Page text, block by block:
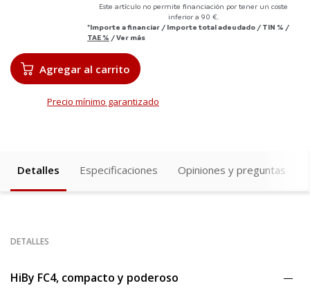
Este artículo no permite financiación por tener un coste
inferior a 90 €.
*Importe a financiar / Importe total adeudado / TIN % /
TAE % /Ver más
Agregar al carrito
Precio mínimo garantizado
Detalles Especificaciones Opiniones y preguntas
DETALLES
HiBy FC4, compacto y poderoso